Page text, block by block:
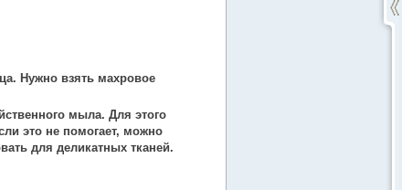
Нужно взять махровое
мыла. Для этого
это не помогает, можно
для деликатных тканей.